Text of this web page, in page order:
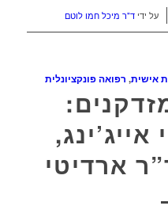
על ידיד"ר מיכל חמו לוטם
אישית, רפואה פונקציונלית
ארדיטי